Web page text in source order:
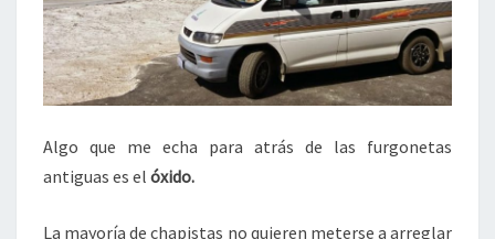
Algo que me echa para atrás de las furgonetas
antiguas es el óxido.
La mayoría de chapistas no quieren meterse a arreglar